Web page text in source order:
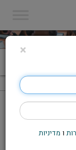
המקומי
×
ו מדיניות